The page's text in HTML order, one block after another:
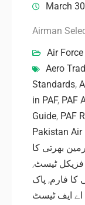
March
Airman
Air Force
Aero
Standards,
in PAF, PAF
Guide, PAF
Pakistan
بھرتی کا
فزیکل ٹیسٹ,
کا فارم, پاک
اے ایف ٹیسٹ